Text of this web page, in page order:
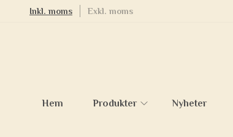
Inkl. moms Exkl. moms
Hem Produkter Nyheter